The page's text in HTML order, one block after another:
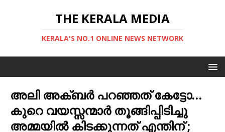
THE KERALA MEDIA
KERALA'S NO.1 ONLINE NEWS NETWORK
അലി അക്ബർ പറഞ്ഞത് കേട്ടോ…
കുറെ വയസ്സന്മാർ തൂങ്ങിപ്പിടിച്ചു
അമ്മയിൽ കിടക്കുന്നത് എന്തിന് ;